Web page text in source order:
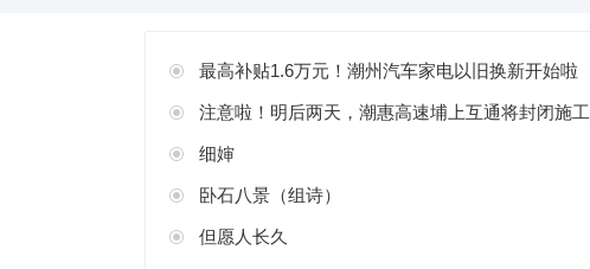
最高补贴1.6万元！潮州汽车家电以旧换新开始啦
注意啦！明后两天，潮惠高速埔上互通将封闭施工
细婶
卧石八景（组诗）
但愿人长久